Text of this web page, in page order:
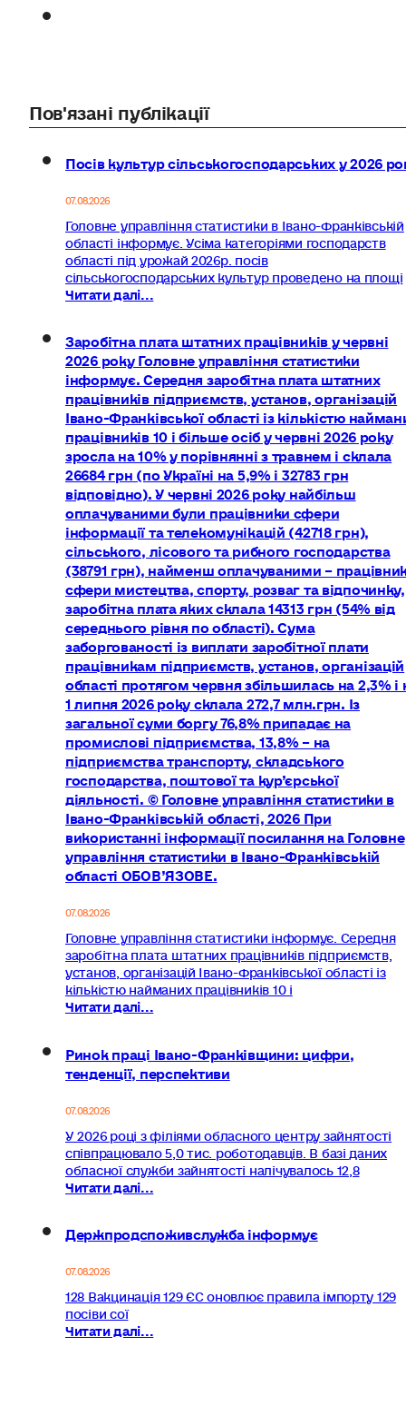
Пов'язані публікації
Посів культур сільськогосподарських у 2026
07.08.2026
Головне управління статистики в Івано-Франківській
області інформує. Усіма категоріями господарств
області під урожай 2026р. посів
сільськогосподарських культур проведено на площі
Читати далі...
Заробітна плата штатних працівників у червні
2026 року Головне управління статистики
інформує. Середня заробітна плата штатних
працівників підприємств, установ, організацій
Івано-Франківської області із кількістю
працівників 10 і більше осіб у червні 2026 року
зросла на 10% у порівнянні з травнем і склала
26684 грн (по Україні на 5,9% і 32783 грн
відповідно). У червні 2026 року найбільш
оплачуваними були працівники сфери
інформації та телекомунікацій (42718 грн),
сільського, лісового та рибного господарства
(38791 грн), найменш оплачуваними –
сфери мистецтва, спорту, розваг та відпочинку,
заробітна плата яких склала 14313 грн (54% від
середнього рівня по області). Сума
заборгованості із виплати заробітної плати
працівникам підприємств, установ, організацій
області протягом червня збільшилась на 2,3% і
1 липня 2026 року склала 272,7 млн.грн. Із
загальної суми боргу 76,8% припадає на
промислові підприємства, 13,8% – на
підприємства транспорту, складського
господарства, поштової та кур’єрської
діяльності. © Головне управління статистики в
Івано-Франківській області, 2026 При
використанні інформації посилання на Головне
управління статистики в Івано-Франківській
області ОБОВ’ЯЗОВЕ.
07.08.2026
Головне управління статистики інформує. Середня
заробітна плата штатних працівників підприємств,
установ, організацій Івано-Франківської області із
кількістю найманих працівників 10 і
Читати далі...
Ринок праці Івано-Франківщини: цифри,
тенденції, перспективи
07.08.2026
У 2026 році з філіями обласного центру зайнятості
співпрацювало 5,0 тис. роботодавців. В базі даних
обласної служби зайнятості налічувалось 12,8
Читати далі...
Держпродспоживслужба інформує
07.08.2026
128 Вакцинація 129 ЄС оновлює правила імпорту 129
посіви сої
Читати далі...